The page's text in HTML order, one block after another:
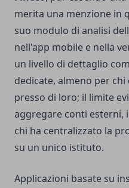
merita una menzione in
suo modulo di analisi
nell'app mobile e nella
un livello di dettaglio
dedicate, almeno per
presso di loro; il limite
aggregare conti esterni,
chi ha centralizzato la
su un unico istituto.
Applicazioni basate su